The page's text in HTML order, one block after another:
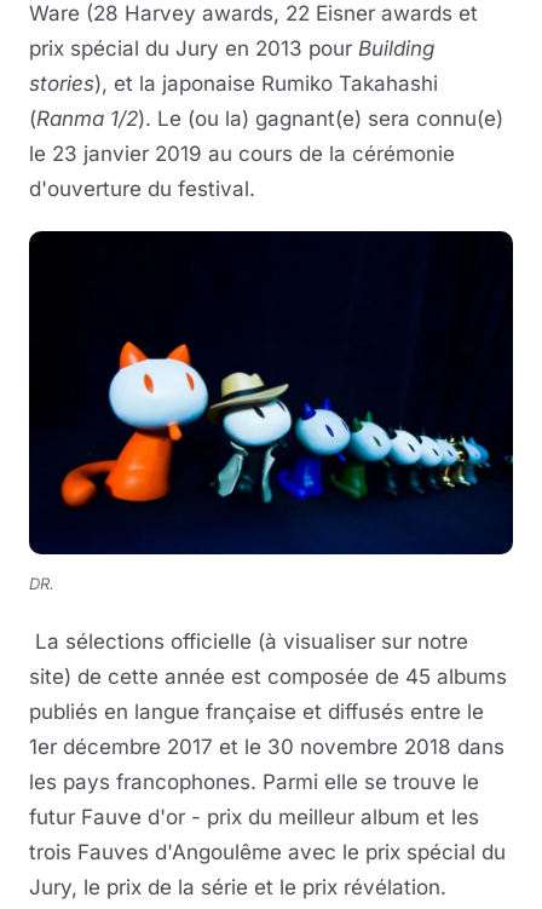
Ware (28 Harvey awards, 22 Eisner awards et
prix spécial du Jury en 2013 pour Building
stories), et la japonaise Rumiko Takahashi
(Ranma 1/2). Le (ou la) gagnant(e) sera connu(e)
le 23 janvier 2019 au cours de la cérémonie
d'ouverture du festival.
DR.
La sélections officielle (à visualiser sur notre
site) de cette année est composée de 45 albums
publiés en langue française et diffusés entre le
1er décembre 2017 et le 30 novembre 2018 dans
les pays francophones. Parmi elle se trouve le
futur Fauve d'or - prix du meilleur album et les
trois Fauves d'Angoulême avec le prix spécial du
Jury, le prix de la série et le prix révélation.